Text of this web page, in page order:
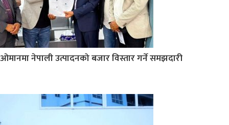
ओमानमा नेपाली उत्पादनको बजार विस्तार गर्ने समझदारी